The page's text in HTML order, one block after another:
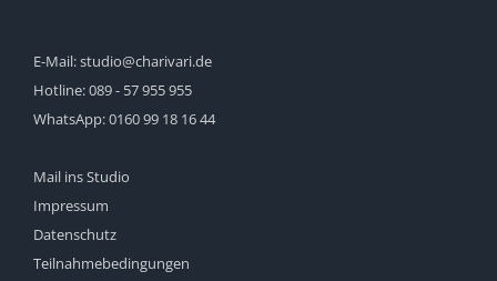
E-Mail:studio@charivari.de
Hotline:089 - 57 955 955
WhatsApp:0160 99 18 16 44
Mail ins Studio
Impressum
Datenschutz
Teilnahmebedingungen